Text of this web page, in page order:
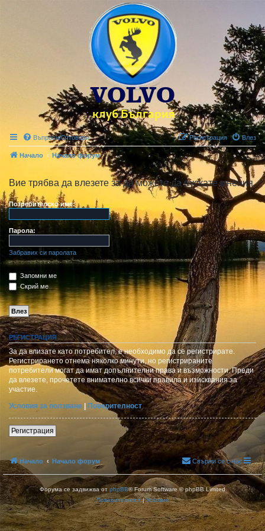
Въпроси/Отговори Влез
Регистрация
Начало Начало форум
Вие трябва да влезете за да можете да пускате мнения.
Потребителско име:
Парола:
Забравих си паролата
Запомни ме
Скрий ме
РЕГИСТРАЦИЯ
За да влизате като потребител, е необходимо да се регистрирате.
Регистрирането отнема няколко минути, но регистрираните
потребители могат да имат допълнителни права и възможности. Преди
да влезете, прочетете внимателно всички правила и изисквания за
участие.
Условия за ползване | Поверителност
Регистрация
Начало Начало форум Свържи се с нас
Форума се задвижва от phpBB® Forum Software © phpBB Limited
Поверителност|Условия